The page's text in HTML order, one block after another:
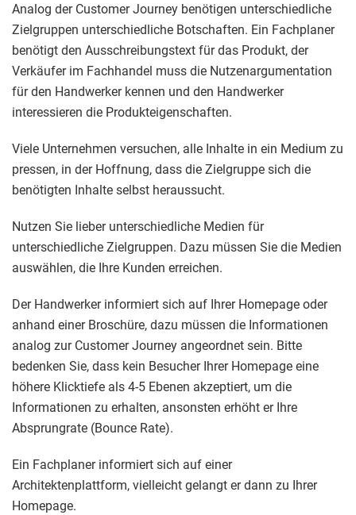
Analog der Customer Journey benötigen unterschiedliche
Zielgruppen unterschiedliche Botschaften. Ein Fachplaner
benötigt den Ausschreibungstext für das Produkt, der
Verkäufer im Fachhandel muss die Nutzenargumentation
für den Handwerker kennen und den Handwerker
interessieren die Produkteigenschaften.
Viele Unternehmen versuchen, alle Inhalte in ein Medium zu
pressen, in der Hoffnung, dass die Zielgruppe sich die
benötigten Inhalte selbst heraussucht.
Nutzen Sie lieber unterschiedliche Medien für
unterschiedliche Zielgruppen. Dazu müssen Sie die Medien
auswählen, die Ihre Kunden erreichen.
Der Handwerker informiert sich auf Ihrer Homepage oder
anhand einer Broschüre, dazu müssen die Informationen
analog zur Customer Journey angeordnet sein. Bitte
bedenken Sie, dass kein Besucher Ihrer Homepage eine
höhere Klicktiefe als 4-5 Ebenen akzeptiert, um die
Informationen zu erhalten, ansonsten erhöht er Ihre
Absprungrate (Bounce Rate).
Ein Fachplaner informiert sich auf einer
Architektenplattform, vielleicht gelangt er dann zu Ihrer
Homepage.